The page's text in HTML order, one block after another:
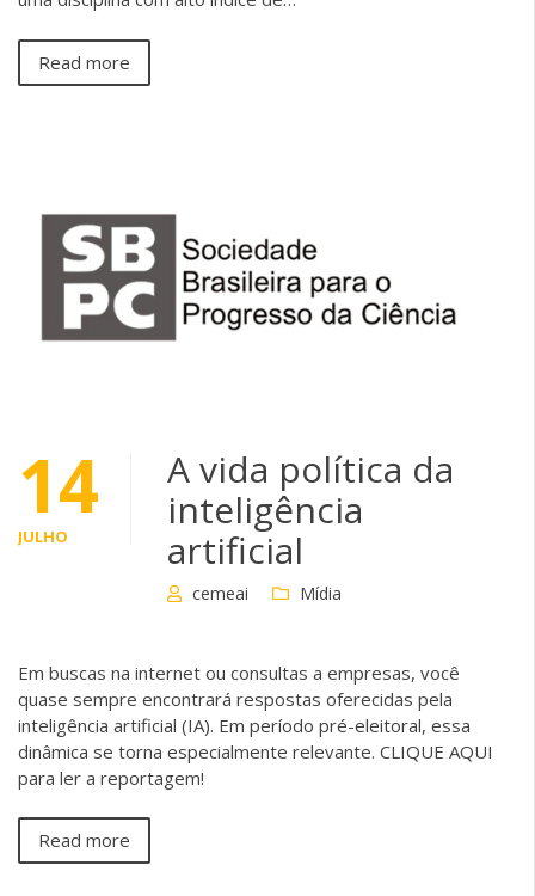
Read more
14
JULHO
A vida política da
inteligência
artificial
cemeai Mídia
Em buscas na internet ou consultas a empresas, você
quase sempre encontrará respostas oferecidas pela
inteligência artificial (IA). Em período pré-eleitoral, essa
dinâmica se torna especialmente relevante. CLIQUE AQUI
para ler a reportagem!
Read more